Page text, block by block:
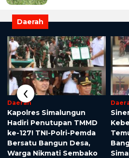
Daerah
Daerah
Kapolres Simalungun
Hadiri Penutupan TMMD
ke-127! TNI-Polri-Pemda
Bersatu Bangun Desa,
Warga Nikmati Sembako
‹